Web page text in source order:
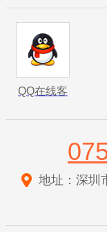
QQ在线客
服
地址：深圳